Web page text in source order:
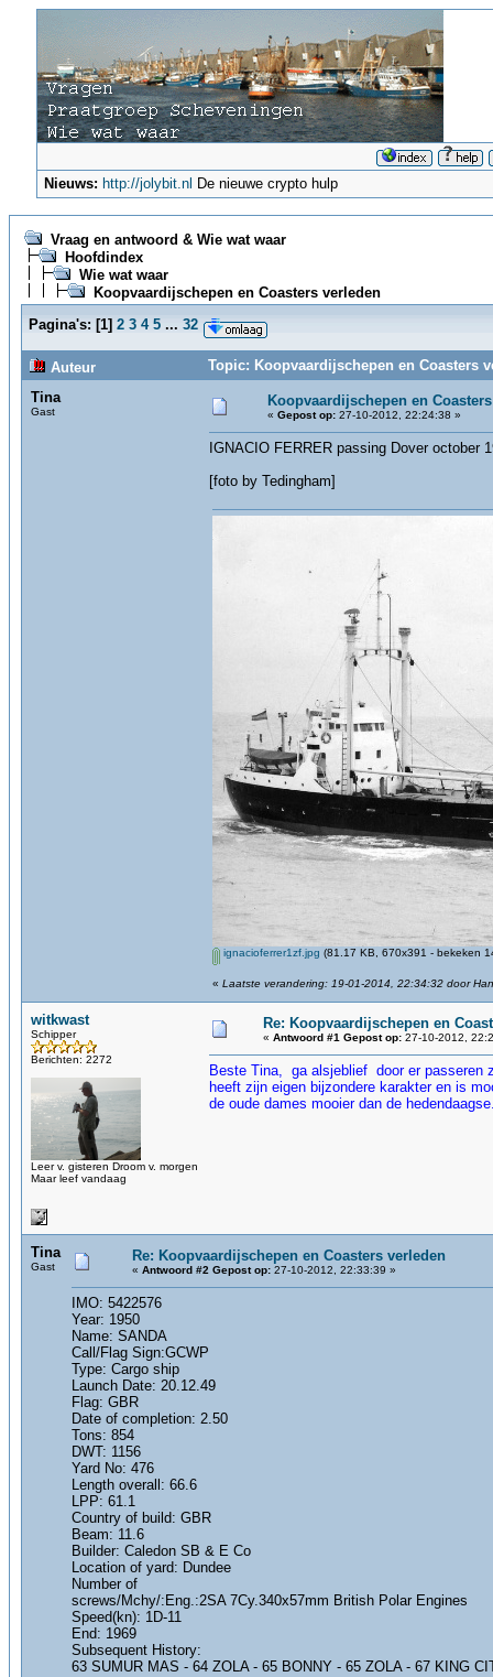
Nieuws: http://jolybit.nl De nieuwe crypto hulp
Vraag en antwoord & Wie wat waar
Hoofdindex
Wie wat waar
Koopvaardijschepen en Coasters verleden
Pagina's: [1] 2 3 4 5 ... 32
Auteur
Topic: Koopvaardijschepen en Coasters
Tina
Gast
Koopvaardijschepen en
« Gepost op: 27-10-2012, 22:24:38 »
IGNACIO FERRER passing Dover october
[foto by Tedingham]
ignacioferrer1zf.jpg (81.17 KB, 670x391 - bekeken
« Laatste verandering: 19-01-2014, 22:34:32 door
witkwast
Schipper
Berichten: 2272
Leer v. gisteren Droom v. morgen
Maar leef vandaag
Re: Koopvaardijschepen en
« Antwoord #1 Gepost op: 27-10-2012,
Beste Tina, ga alsjeblief door er passeren
heeft zijn eigen bijzondere karakter en is
de oude dames mooier dan de
Tina
Gast
Re: Koopvaardijschepen en Coasters verleden
« Antwoord #2 Gepost op: 27-10-2012, 22:33:39 »
IMO: 5422576
Year: 1950
Name: SANDA
Call/Flag Sign:GCWP
Type: Cargo ship
Launch Date: 20.12.49
Flag: GBR
Date of completion: 2.50
Tons: 854
DWT: 1156
Yard No: 476
Length overall: 66.6
LPP: 61.1
Country of build: GBR
Beam: 11.6
Builder: Caledon SB & E Co
Location of yard: Dundee
Number of
screws/Mchy/:Eng.:2SA 7Cy.340x57mm British Polar Engines
Speed(kn): 1D-11
End: 1969
Subsequent History:
63 SUMUR MAS - 64 ZOLA - 65 BONNY - 65 ZOLA - 67 KING